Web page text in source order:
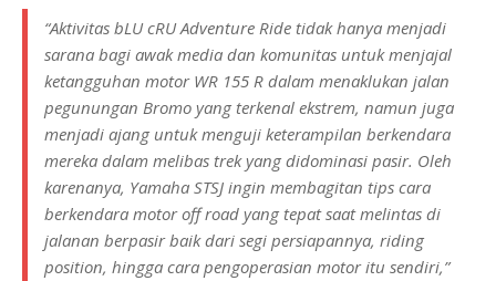
“Aktivitas bLU cRU Adventure Ride tidak hanya menjadi
sarana bagi awak media dan komunitas untuk menjajal
ketangguhan motor WR 155 R dalam menaklukan jalan
pegunungan Bromo yang terkenal ekstrem, namun juga
menjadi ajang untuk menguji keterampilan berkendara
mereka dalam melibas trek yang didominasi pasir. Oleh
karenanya, Yamaha STSJ ingin membagitan tips cara
berkendara motor off road yang tepat saat melintas di
jalanan berpasir baik dari segi persiapannya, riding
position, hingga cara pengoperasian motor itu sendiri,”